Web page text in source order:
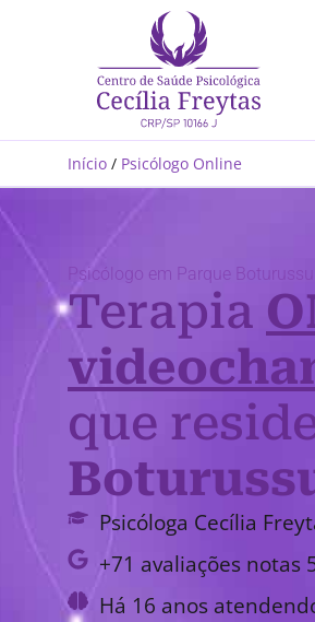
Início / Psicólogo Online
Psicólogo em Parque
Terapia
que
Psicóloga Cecília
+71 avaliações notas
Há 16 anos